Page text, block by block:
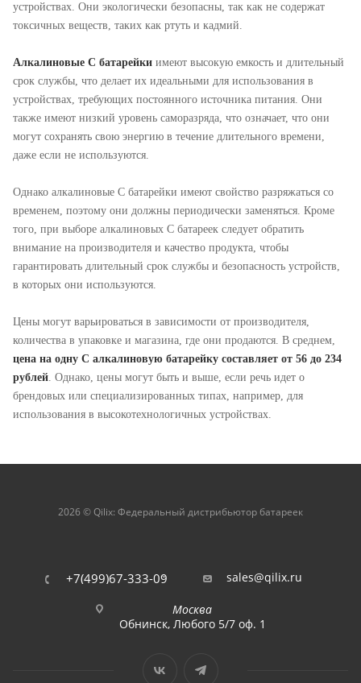
устройствах. Они экологически безопасны, так как не содержат
токсичных веществ, таких как ртуть и кадмий.
Алкалиновые C батарейки имеют высокую емкость и длительный
срок службы, что делает их идеальными для использования в
устройствах, требующих постоянного источника питания. Они
также имеют низкий уровень саморазряда, что означает, что они
могут сохранять свою энергию в течение длительного времени,
даже если не используются.
Однако алкалиновые C батарейки имеют свойство разряжаться со
временем, поэтому они должны периодически заменяться. Кроме
того, при выборе алкалиновых C батареек следует обратить
внимание на производителя и качество продукта, чтобы
гарантировать длительный срок службы и безопасность устройств,
в которых они используются.
Цены могут варьироваться в зависимости от производителя,
количества в упаковке и магазина, где они продаются. В среднем,
цена на одну C алкалиновую батарейку составляет от 56 до 234
рублей. Однако, цены могут быть и выше, если речь идет о
брендовых или специализированных типах, например, для
использования в высокотехнологичных устройствах.
2026 © Qilix: Федеральный дистрибьютор батареек
+7(499)67-333-09 sales@qilix.ru
Москва
Обнинск, Любого 5/7 оф. 1